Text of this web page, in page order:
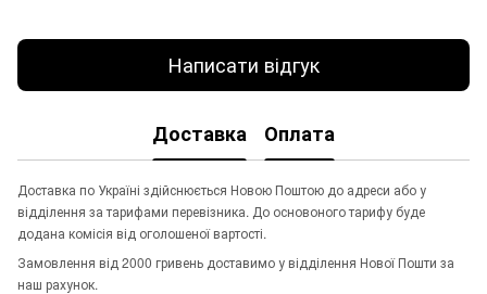
Написати відгук
Доставка Оплата
Доставка по Україні здійснюється Новою Поштою до адреси або у
відділення за тарифами перевізника. До основоного тарифу буде
додана комісія від оголошеної вартості.
Замовлення від 2000 гривень доставимо у відділення Нової Пошти за
наш рахунок.